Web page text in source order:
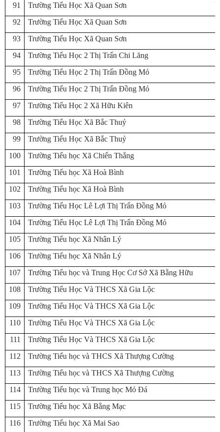
91
Trường Tiểu Học Xã Quan Sơn
92
Trường Tiểu Học Xã Quan Sơn
93
Trường Tiểu Học Xã Quan Sơn
94
Trường Tiểu Học 2 Thị Trấn Chi Lăng
95
Trường Tiểu Học 2 Thị Trấn Đồng Mỏ
96
Trường Tiểu Học 2 Thị Trấn Đồng Mỏ
97
Trường Tiểu Học 2 Xã Hữu Kiên
98
Trường Tiểu Học Xã Bắc Thuỷ
99
Trường Tiểu Học Xã Bắc Thuỷ
100
Trường Tiểu học Xã Chiến Thắng
101
Trường Tiểu học Xã Hoà Bình
102
Trường Tiểu học Xã Hoà Bình
103
Trường Tiểu Học Lê Lợi Thị Trấn Đồng Mỏ
104
Trường Tiểu Học Lê Lợi Thị Trấn Đồng Mỏ
105
Trường Tiểu học Xã Nhân Lý
106
Trường Tiểu học Xã Nhân Lý
107
Trường Tiểu học và Trung Học Cơ Sở Xã Bằng Hữu
108
Trường Tiểu Học Và THCS Xã Gia Lộc
109
Trường Tiểu Học Và THCS Xã Gia Lộc
110
Trường Tiểu Học Và THCS Xã Gia Lộc
111
Trường Tiểu Học Và THCS Xã Gia Lộc
112
Trường Tiểu học và THCS Xã Thượng Cường
113
Trường Tiểu học và THCS Xã Thượng Cường
114
Trường Tiểu học và Trung học Mỏ Đá
115
Trường Tiểu học Xã Bằng Mạc
116
Trường Tiểu học Xã Mai Sao